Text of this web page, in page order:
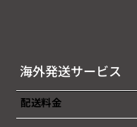
海外発送サービス
配送料金